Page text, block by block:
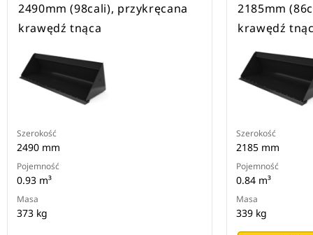
2490mm (98cali), przykręcana
krawędź tnąca
Szerokość
2490 mm
Pojemność
0.93 m³
Masa
373 kg
2185mm
krawędź
Szerokość
2185 mm
Pojemność
0.84 m³
Masa
339 kg